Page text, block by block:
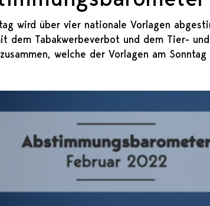
wird über vier nationale Vorlagen
dem Tabakwerbeverbot und dem Tier-
welche der Vorlagen am